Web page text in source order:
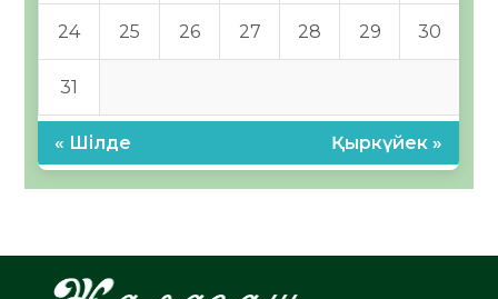
24 25 26 27 28 29 30
31
« Шілде Қыркүйек »